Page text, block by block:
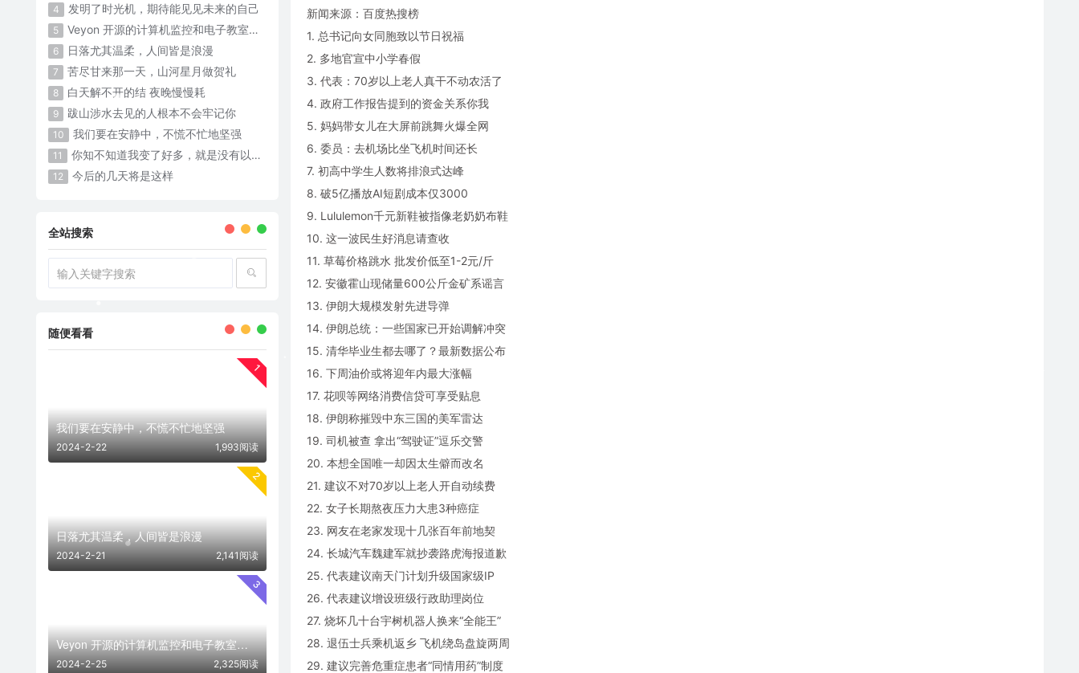
新闻来源：百度热搜榜
1. 总书记向女同胞致以节日祝福
2. 多地官宣中小学春假
3. 代表：70岁以上老人真干不动农活了
4. 政府工作报告提到的资金关系你我
5. 妈妈带女儿在大屏前跳舞火爆全网
6. 委员：去机场比坐飞机时间还长
7. 初高中学生人数将排浪式达峰
8. 破5亿播放AI短剧成本仅3000
9. Lululemon千元新鞋被指像老奶奶布鞋
10. 这一波民生好消息请查收
11. 草莓价格跳水 批发价低至1-2元/斤
12. 安徽霍山现储量600公斤金矿系谣言
13. 伊朗大规模发射先进导弹
14. 伊朗总统：一些国家已开始调解冲突
15. 清华毕业生都去哪了？最新数据公布
16. 下周油价或将迎年内最大涨幅
17. 花呗等网络消费信贷可享受贴息
18. 伊朗称摧毁中东三国的美军雷达
19. 司机被查 拿出“驾驶证”逗乐交警
20. 本想全国唯一却因太生僻而改名
21. 建议不对70岁以上老人开自动续费
22. 女子长期熬夜压力大患3种癌症
23. 网友在老家发现十几张百年前地契
24. 长城汽车魏建军就抄袭路虎海报道歉
25. 代表建议南天门计划升级国家级IP
26. 代表建议增设班级行政助理岗位
27. 烧坏几十台宇树机器人换来“全能王”
28. 退伍士兵乘机返乡 飞机绕岛盘旋两周
29. 建议完善危重症患者“同情用药”制度
4 发明了时光机，期待能见见未来的自己
5 Veyon 开源的计算机监控和电子教室管理软件
6 日落尤其温柔，人间皆是浪漫
7 苦尽甘来那一天，山河星月做贺礼
8 白天解不开的结 夜晚慢慢耗 ​​​
9 跋山涉水去见的人根本不会牢记你
10 我们要在安静中，不慌不忙地坚强
11 你知不知道我变了好多，就是没有以前那么可爱了
12 今后的几天将是这样
全站搜索
随便看看
1
我们要在安静中，不慌不忙地坚强
2024-2-22 1,993阅读
2
日落尤其温柔，人间皆是浪漫
2024-2-21 2,141阅读
3
Veyon 开源的计算机监控和电子教室管理软件
2024-2-25 2,325阅读